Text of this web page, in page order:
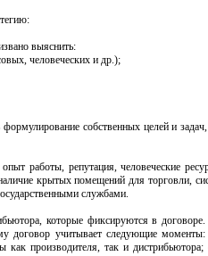
выяснить:
человеческих и др.);
собственных целей и
работы, репутация, человеческие
крытых помещений для торговли,
службами.
которые фиксируются в
договор учитывает следующие
производителя, так и дистрибьютора;